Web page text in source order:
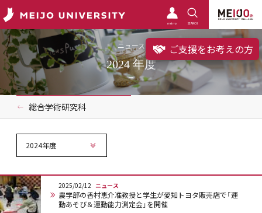
meimo SEARCH
ご支援をお考えの方
ニュース
2024 年度
総合学術研究科
2024年度
2025/02/12 ニュース
農学部の香村恵介准教授と学生が愛知トヨタ販売店で「運
動あそび＆運動能力測定会」を開催